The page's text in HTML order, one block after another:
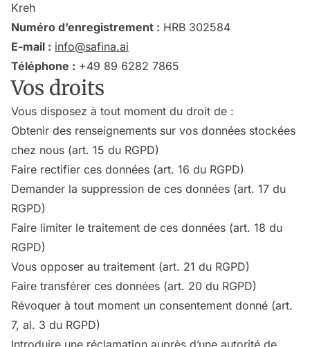
Kreh
Numéro d’enregistrement : HRB 302584
E-mail : info@safina.ai
Téléphone : +49 89 6282 7865
Vos droits
Vous disposez à tout moment du droit de :
Obtenir des renseignements sur vos données stockées
chez nous (art. 15 du RGPD)
Faire rectifier ces données (art. 16 du RGPD)
Demander la suppression de ces données (art. 17 du
RGPD)
Faire limiter le traitement de ces données (art. 18 du
RGPD)
Vous opposer au traitement (art. 21 du RGPD)
Faire transférer ces données (art. 20 du RGPD)
Révoquer à tout moment un consentement donné (art.
7, al. 3 du RGPD)
Introduire une réclamation auprès d’une autorité de